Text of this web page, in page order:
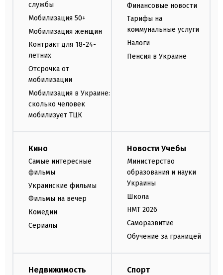
службы
Мобилизация 50+
Мобилизация женщин
Контракт для 18-24-
летних
Отсрочка от
мобилизации
Мобилизация в Украине:
сколько человек
мобилизует ТЦК
Финансовые новости
Тарифы на
коммунальные услуги
Налоги
Пенсия в Украине
Кино
Самые интересные
фильмы
Украинские фильмы
Фильмы на вечер
Комедии
Сериалы
Новости Учебы
Министерство
образования и науки
Украины
Школа
НМТ 2026
Саморазвитие
Обучение за границей
Недвижимость Спорт